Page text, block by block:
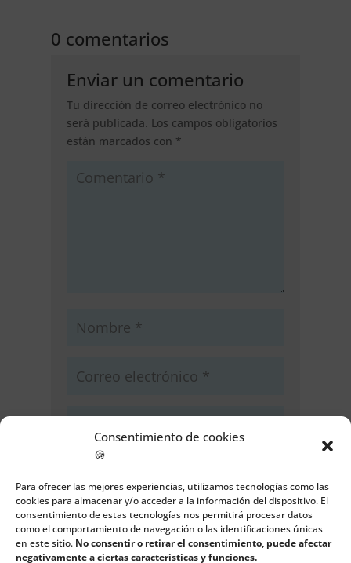
Consentimiento de cookies
🍪
Para ofrecer las mejores experiencias, utilizamos tecnologías como las
cookies para almacenar y/o acceder a la información del dispositivo. El
consentimiento de estas tecnologías nos permitirá procesar datos
como el comportamiento de navegación o las identificaciones únicas
en este sitio. No consentir o retirar el consentimiento, puede afectar
negativamente a ciertas características y funciones.
0 comentarios
Enviar un comentario
Tu dirección de correo electrónico no
será publicada. Los campos obligatorios
están marcados con *
Guarda mi nombre, correo
electrónico y web en este navegador
para la próxima vez que comente.
Enviar comentario